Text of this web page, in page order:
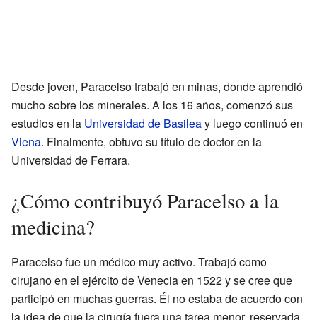
Desde joven, Paracelso trabajó en minas, donde aprendió
mucho sobre los minerales. A los 16 años, comenzó sus
estudios en la Universidad de Basileay luego continuó en
Viena. Finalmente, obtuvo su título de doctor en la
Universidad de Ferrara.
¿Cómo contribuyó Paracelso a la
medicina?
Paracelso fue un médico muy activo. Trabajó como
cirujano en el ejército de Venecia en 1522 y se cree que
participó en muchas guerras. Él no estaba de acuerdo con